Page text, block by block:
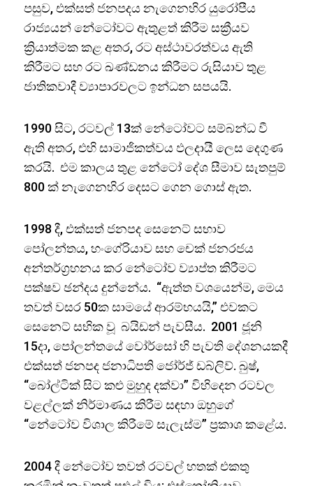
පසුව, එක්සත් ජනපදය නැගෙනහිර යුරෝපීය
රාජ්‍යයන් නේටෝවට ඇතුළත් කිරීම සක්‍රීයව
ක්‍රියාත්මක කළ අතර, රට අස්ථාවරත්වය ඇති
කිරීමට සහ රට ඛණ්ඩනය කිරීමට රුසියාව තුළ
ජාතිකවාදී ව්‍යාපාරවලට ඉන්ධන සපයයි.
1990 සිට, රටවල් 13ක් නේටෝවට සම්බන්ධ වී
ඇති අතර, එහි සාමාජිකත්වය ඵලදායී ලෙස දෙගුණ
කරයි. එම කාලය තුළ නේටෝ දේශ සීමාව සැතපුම්
800 ක් නැගෙනහිර දෙසට ගෙන ගොස් ඇත.
1998 දී, එක්සත් ජනපද සෙනෙට් සභාව
පෝලන්තය, හංගේරියාව සහ චෙක් ජනරජය
අන්තර්ග්‍රහනය කර නේටෝව ව්‍යාප්ත කිරීමට
පක්ෂව ඡන්දය දුන්නේය. “ඇත්ත වශයෙන්ම, මෙය
තවත් වසර 50ක සාමයේ ආරම්භයයි,” එවකට
සෙනෙට් සභික වූ බයිඩන් පැවසීය. 2001 ජූනි
15දා, පෝලන්තයේ වෝර්සෝ හි පැවති දේශනයකදී
එක්සත් ජනපද ජනාධිපති ජෝර්ජ් ඩබ්ලිව්. බුෂ්,
“බෝල්ටික් සිට කළු මුහුද දක්වා” විහිදෙන රටවල
වළල්ලක් නිර්මාණය කිරීම සඳහා ඔහුගේ
“නේටෝව විශාල කිරීමේ සැලැස්ම” ප්‍රකාශ කළේය.
2004 දී නේටෝව තවත් රටවල් හතක් එකතු